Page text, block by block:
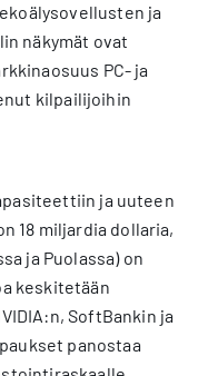
ja
näkymät ovat
PC- ja
kilpailijoihin
ja uuteen
18 miljardia dollaria,
ja Puolassa) on
keskitetään
SoftBankin ja
panostaa